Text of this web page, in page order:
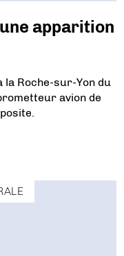
apparition
la Roche-sur-Yon du
avion de